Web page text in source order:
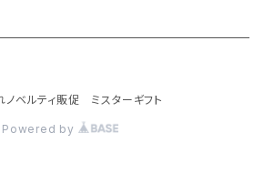
ベルティ販促 ミスターギフト
Powered by